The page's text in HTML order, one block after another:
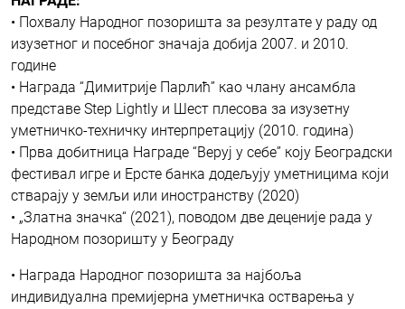
• Похвалу Народног позоришта за резултате у раду од
изузетног и посебног значаја добија 2007. и 2010.
године
• Награда “Димитрије Парлић” као члану ансамбла
представе Step Lightly и Шест плесова за изузетну
уметничко-техничку интерпретацију (2010. година)
• Прва добитница Награде “Веруј у себе” коју Београдски
фестивал игре и Ерсте банка додељују уметницима који
стварају у земљи или иностранству (2020)
• „Златна значка“ (2021), поводом две деценије рада у
Народном позоришту у Београду
• Награда Народног позоришта за најбоља
индивидуална премијерна уметничка остварења у